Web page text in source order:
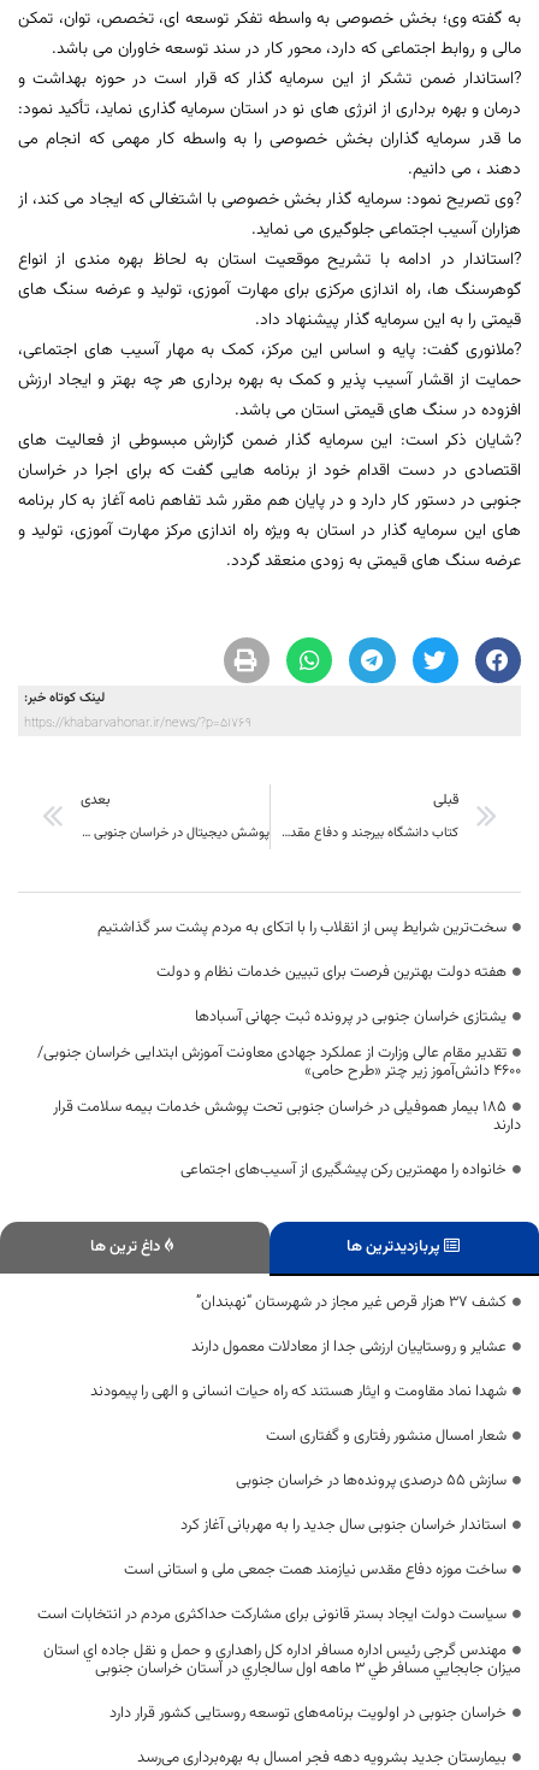
به گفته وی؛ بخش خصوصی به واسطه تفکر توسعه ای، تخصص، توان، تمکن
مالی و روابط اجتماعی که دارد، محور کار در سند توسعه خاوران می باشد.
?استاندار ضمن تشکر از این سرمایه گذار که قرار است در حوزه بهداشت و
درمان و بهره برداری از انرژی های نو در استان سرمایه گذاری نماید، تأکید نمود:
ما قدر سرمایه گذاران بخش خصوصی را به واسطه کار مهمی که انجام می
دهند ، می دانیم.
?وی تصریح نمود: سرمایه گذار بخش خصوصی با اشتغالی که ایجاد می کند، از
هزاران آسیب اجتماعی جلوگیری می نماید.
?استاندار در ادامه با تشریح موقعیت استان به لحاظ بهره مندی از انواع
گوهرسنگ ها، راه اندازی مرکزی برای مهارت آموزی، تولید و عرضه سنگ های
قیمتی را به این سرمایه گذار پیشنهاد داد.
?ملانوری گفت: پایه و اساس این مرکز، کمک به مهار آسیب های اجتماعی،
حمایت از اقشار آسیب پذیر و کمک به بهره برداری هر چه بهتر و ایجاد ارزش
افزوده در سنگ های قیمتی استان می باشد.
?شایان ذکر است: این سرمایه گذار ضمن گزارش مبسوطی از فعالیت های
اقتصادی در دست اقدام خود از برنامه هایی گفت که برای اجرا در خراسان
جنوبی در دستور کار دارد و در پایان هم مقرر شد تفاهم نامه آغاز به کار برنامه
های این سرمایه گذار در استان به ویژه راه اندازی مرکز مهارت آموزی، تولید و
عرضه سنگ های قیمتی به زودی منعقد گردد.
لینک کوتاه خبر:
https://khabarvahonar.ir/news/?p=51769
قبلی
کتاب دانشگاه بیرجند و دفاع مقدس منتشر شد
بعدی
پوشش دیجیتال در خراسان جنوبی سال آینده کامل می‌شود
سخت‌ترین شرایط پس از انقلاب را با اتکای به مردم پشت سر گذاشتیم
هفته دولت بهترین فرصت برای تبیین خدمات نظام و دولت
یشتازی خراسان جنوبی در پرونده ثبت جهانی آسبادها
تقدیر مقام عالی وزارت از عملکرد جهادی معاونت آموزش ابتدایی خراسان جنوبی/
۴۶۰۰ دانش‌آموز زیر چتر «طرح حامی»
۱۸۵ بیمار هموفیلی در خراسان جنوبی تحت پوشش خدمات بیمه سلامت قرار
دارند
خانواده را مهمترین رکن پیشگیری از آسیب‌های اجتماعی
پربازدیدترین ها داغ ترین ها
کشف 37 هزار قرص غير مجاز در شهرستان “نهبندان”
عشایر و روستاییان ارزشی جدا از معادلات معمول دارند
شهدا نماد مقاومت و ایثار هستند که راه حیات انسانی و الهی را پیمودند
شعار امسال منشور رفتاری و گفتاری است
سازش 55 درصدی پرونده‌ها در خراسان جنوبی
استاندار خراسان جنوبی سال جدید را به مهربانی آغاز کرد
ساخت موزه دفاع مقدس نیازمند همت جمعی ملی و استانی است
سیاست دولت ایجاد بستر قانونی برای مشارکت حداکثری مردم در انتخابات است
مهندس گرجی رئيس اداره مسافر اداره كل راهداري و حمل و نقل جاده اي استان
ميزان جابجايي مسافر طي 3 ماهه اول سالجاري در استان خراسان جنوبی
خراسان جنوبی در اولویت برنامه‌های توسعه روستایی کشور قرار دارد
بیمارستان جدید بشرویه دهه فجر امسال به بهره‌برداری می‌رسد